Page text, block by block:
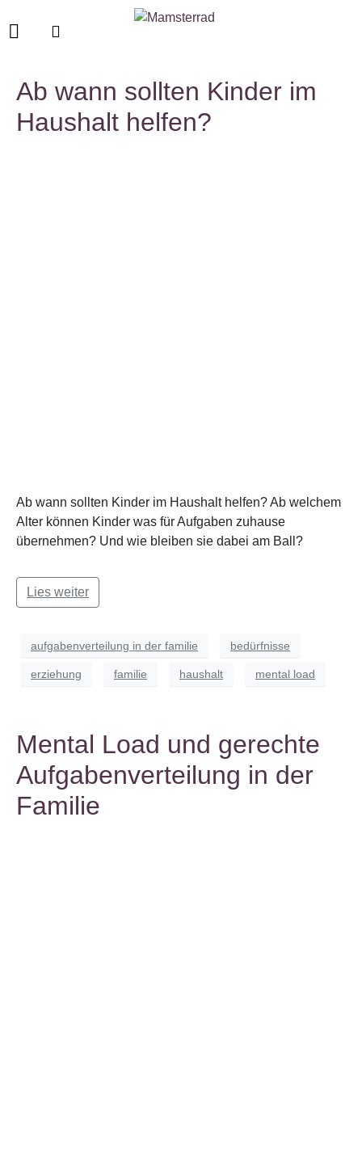
Ab wann sollten Kinder im
Haushalt helfen?
Ab wann sollten Kinder im Haushalt helfen? Ab welchem
Alter können Kinder was für Aufgaben zuhause
übernehmen? Und wie bleiben sie dabei am Ball?
Lies weiter
aufgabenverteilung in der familie bedürfnisse
erziehung familie haushalt mental load
Mental Load und gerechte
Aufgabenverteilung in der
Familie